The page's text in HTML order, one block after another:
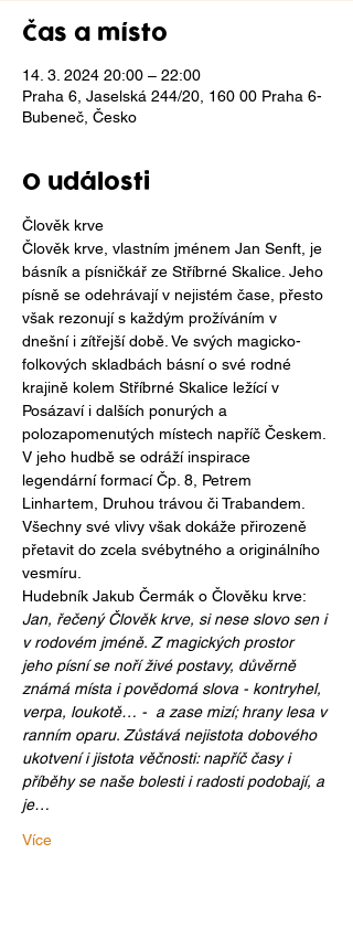
Čas a místo
14. 3. 2024 20:00 – 22:00
Praha 6, Jaselská 244/20, 160 00 Praha 6-
Bubeneč, Česko
O události
Člověk krve
Člověk krve, vlastním jménem Jan Senft, je
básník a písničkář ze Stříbrné Skalice. Jeho
písně se odehrávají v nejistém čase, přesto
však rezonují s každým prožíváním v
dnešní i zítřejší době. Ve svých magicko-
folkových skladbách básní o své rodné
krajině kolem Stříbrné Skalice ležící v
Posázaví i dalších ponurých a
polozapomenutých místech napříč Českem.
V jeho hudbě se odráží inspirace
legendární formací Čp. 8, Petrem
Linhartem, Druhou trávou či Trabandem.
Všechny své vlivy však dokáže přirozeně
přetavit do zcela svébytného a originálního
vesmíru.
Hudebník Jakub Čermák o Člověku krve:
Jan, řečený Člověk krve, si nese slovo sen i
v rodovém jméně. Z magických prostor
jeho písní se noří živé postavy, důvěrně
známá místa i povědomá slova - kontryhel,
verpa, loukotě… -  a zase mizí; hrany lesa v
ranním oparu. Zůstává nejistota dobového
ukotvení i jistota věčnosti: napříč časy i
příběhy se naše bolesti i radosti podobají, a
je…
Více